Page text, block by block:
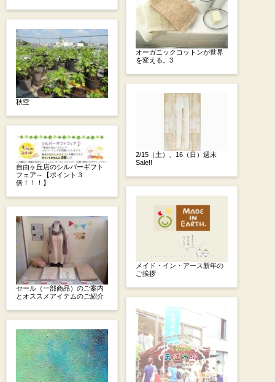
秋空
自由ヶ丘店のシルバーギフト
フェア～【ポイント３
倍！！！】
セール（一部商品）のご案内
とオススメアイテムのご紹介
オーガニックコットンが世界
を変える。3
2/15（土）、16（日）週末
Sale!!
メイド・イン・アース新年の
ご挨拶